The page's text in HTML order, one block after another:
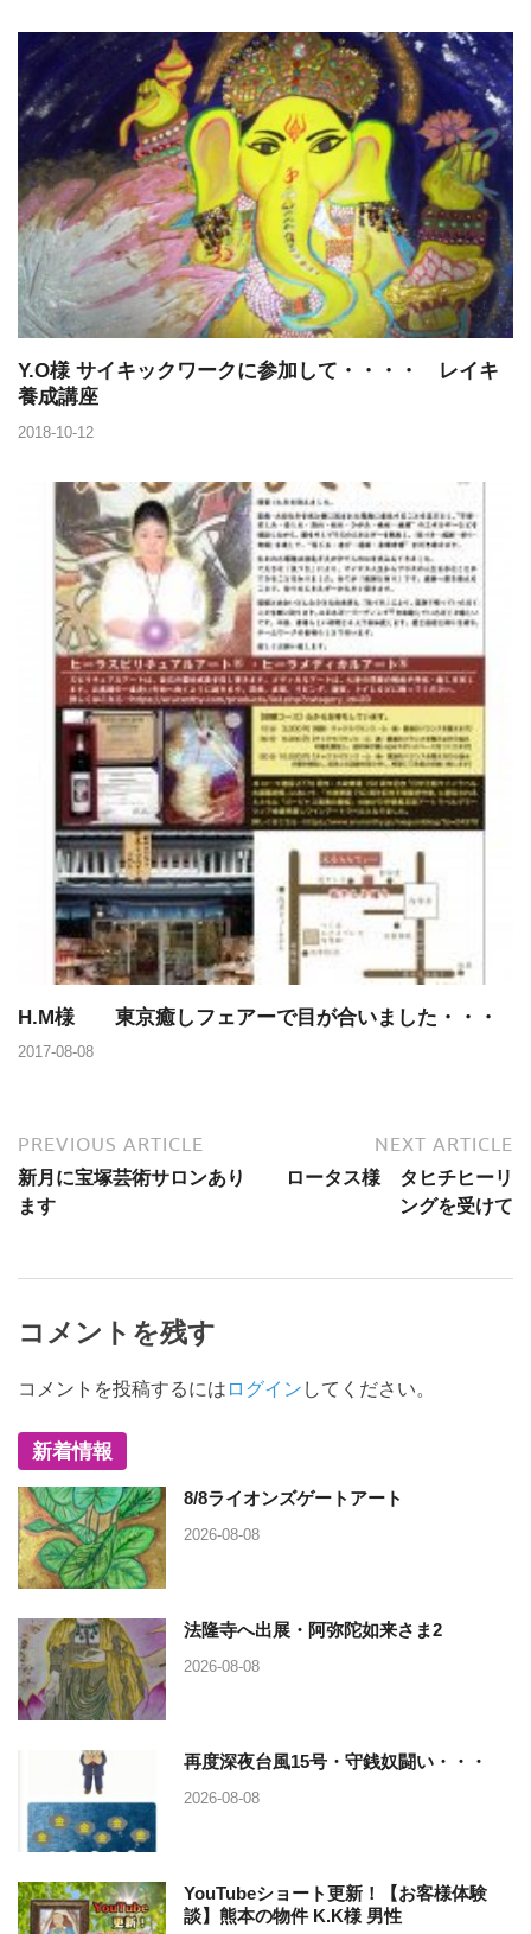
Y.O様 サイキックワークに参加して・・・・ レイキ
養成講座
2018-10-12
H.M様 東京癒しフェアーで目が合いました・・・
2017-08-08
PREVIOUS ARTICLE
新月に宝塚芸術サロンあり
ます
NEXT ARTICLE
ロータス様 タヒチヒーリ
ングを受けて
コメントを残す
コメントを投稿するには ログイン してください。
新着情報
8/8ライオンズゲートアート
2026-08-08
法隆寺へ出展・阿弥陀如来さま2
2026-08-08
再度深夜台風15号・守銭奴闘い・・・
2026-08-08
YouTubeショート更新！【お客様体験
談】熊本の物件 K.K様 男性